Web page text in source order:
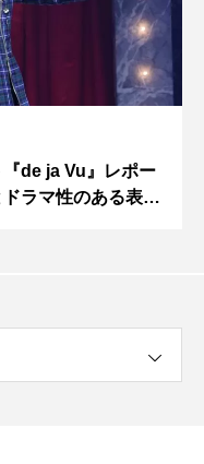
de ja Vu』レポー
ラマ性のある表現